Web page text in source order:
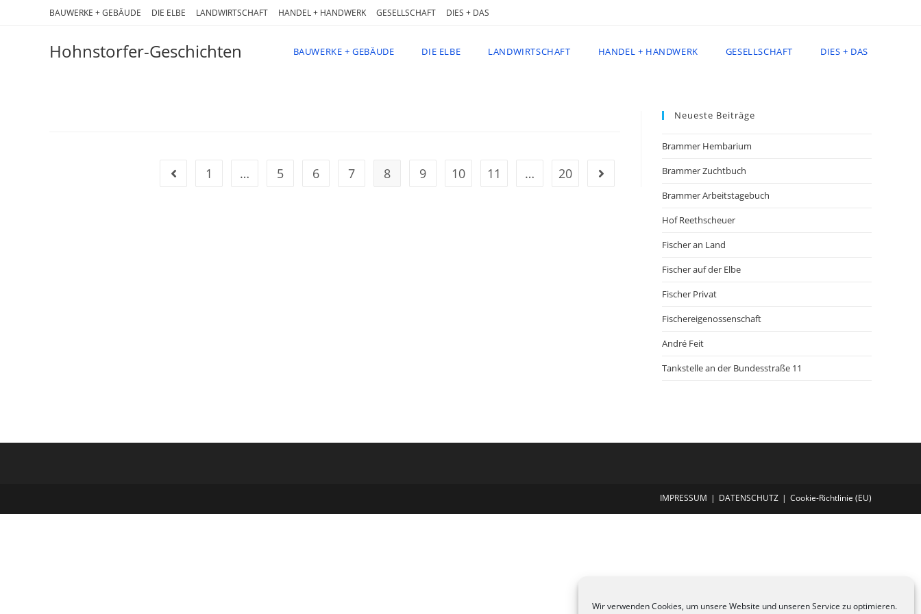
Wir verwenden Cookies, um unsere Website und unseren Service zu optimieren.
BAUWERKE + GEBÄUDE DIE ELBE LANDWIRTSCHAFT HANDEL + HANDWERK GESELLSCHAFT DIES + DAS
Hohnstorfer-Geschichten BAUWERKE + GEBÄUDE DIE ELBE LANDWIRTSCHAFT HANDEL + HANDWERK GESELLSCHAFT DIES + DAS
Gehe zur vorherigen Seite
1 … 5 6 7 8 9 10 11 … 20 Gehe zur nächsten Seite
Neueste Beiträge
Brammer Hembarium
Brammer Zuchtbuch
Brammer Arbeitstagebuch
Hof Reethscheuer
Fischer an Land
Fischer auf der Elbe
Fischer Privat
Fischereigenossenschaft
André Feit
Tankstelle an der Bundesstraße 11
IMPRESSUM DATENSCHUTZ Cookie-Richtlinie (EU)